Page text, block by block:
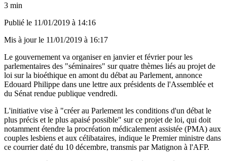
3 min
Publié le 11/01/2019 à 14:16
Mis à jour le 11/01/2019 à 16:17
Le gouvernement va organiser en janvier et février pour les
parlementaires des "séminaires" sur quatre thèmes liés au projet de
loi sur la bioéthique en amont du débat au Parlement, annonce
Edouard Philippe dans une lettre aux présidents de l'Assemblée et
du Sénat rendue publique vendredi.
L'initiative vise à "créer au Parlement les conditions d'un débat le
plus précis et le plus apaisé possible" sur ce projet de loi, qui doit
notamment étendre la procréation médicalement assistée (PMA) aux
couples lesbiens et aux célibataires, indique le Premier ministre dans
ce courrier daté du 10 décembre, transmis par Matignon à l'AFP.